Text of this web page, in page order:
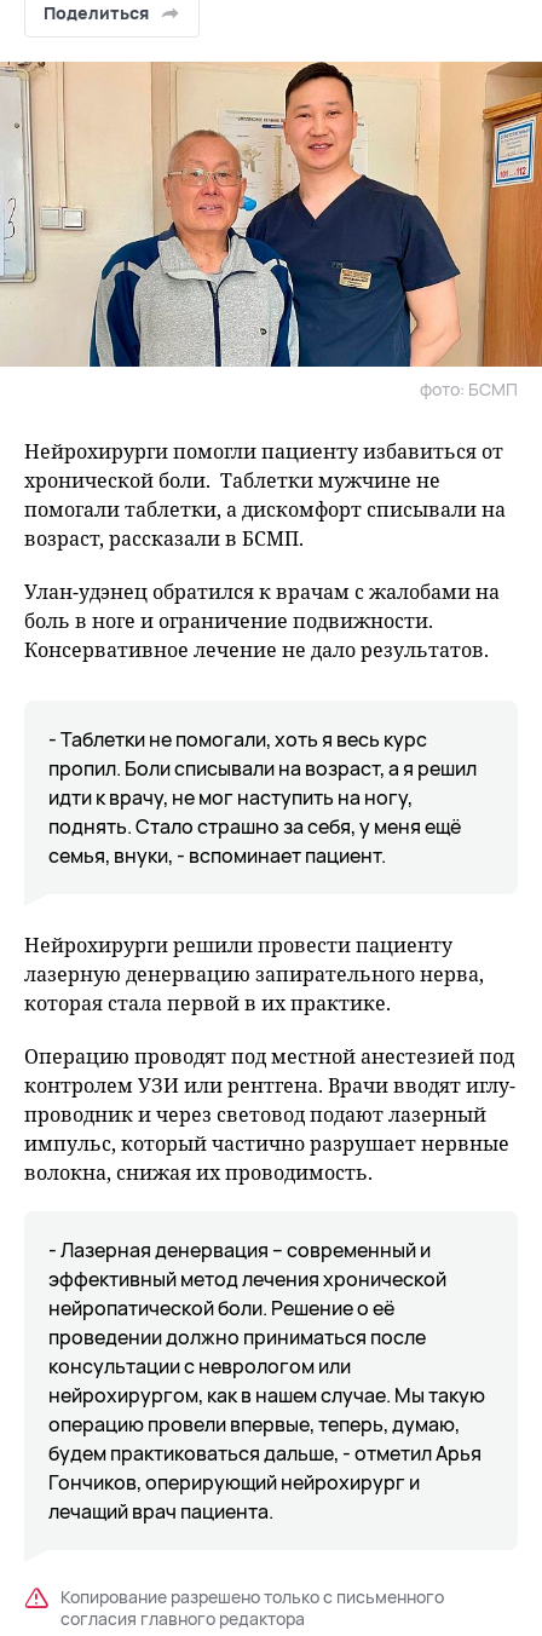
Поделиться
фото: БСМП
Нейрохирурги помогли пациенту избавиться от
хронической боли. Таблетки мужчине не
помогали таблетки, а дискомфорт списывали на
возраст, рассказали в БСМП.
Улан-удэнец обратился к врачам с жалобами на
боль в ноге и ограничение подвижности.
Консервативное лечение не дало результатов.
- Таблетки не помогали, хоть я весь курс
пропил. Боли списывали на возраст, а я решил
идти к врачу, не мог наступить на ногу,
поднять. Стало страшно за себя, у меня ещё
семья, внуки, - вспоминает пациент.
Нейрохирурги решили провести пациенту
лазерную денервацию запирательного нерва,
которая стала первой в их практике.
Операцию проводят под местной анестезией под
контролем УЗИ или рентгена. Врачи вводят иглу-
проводник и через световод подают лазерный
импульс, который частично разрушает нервные
волокна, снижая их проводимость.
- Лазерная денервация – современный и
эффективный метод лечения хронической
нейропатической боли. Решение о её
проведении должно приниматься после
консультации с неврологом или
нейрохирургом, как в нашем случае. Мы такую
операцию провели впервые, теперь, думаю,
будем практиковаться дальше, - отметил Арья
Гончиков, оперирующий нейрохирург и
лечащий врач пациента.
Копирование разрешено только с письменного
согласия главного редактора